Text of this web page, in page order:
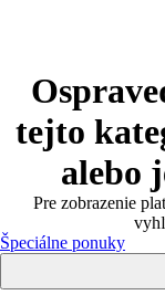
tejto
alebo
Pre zobrazenie
Špeciálne ponuky